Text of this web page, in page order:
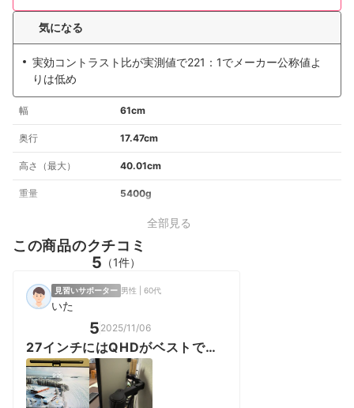
気になる
実効コントラスト⽐が実測値で221：1でメーカー公称値よ
りは低め
幅 61cm
奥行 17.47cm
高さ（最大） 40.01cm
重量 5400g
全部見る
この商品のクチコミ
5 （1件）
見習いサポーター 男性 | 60代
いた
5 2025/11/06
27インチにはQHDがベストでし
た